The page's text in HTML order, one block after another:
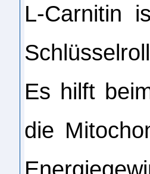
L-Carnitin
Es hilft
die